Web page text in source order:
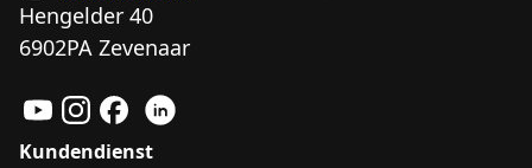
Hengelder 40
6902PA Zevenaar
Kundendienst